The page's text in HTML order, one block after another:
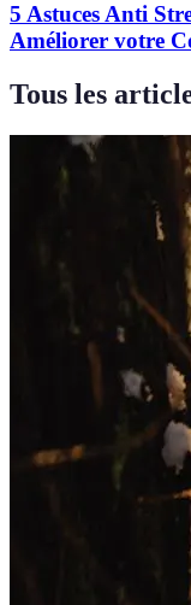
5 Astuces Anti
Améliorer votre
Tous les